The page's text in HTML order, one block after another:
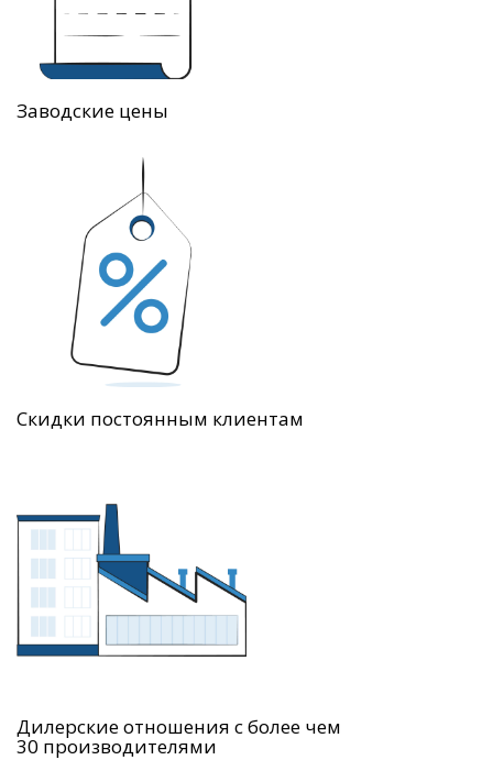
Заводские цены
Скидки постоянным клиентам
Дилерские отношения с более чем
30 производителями